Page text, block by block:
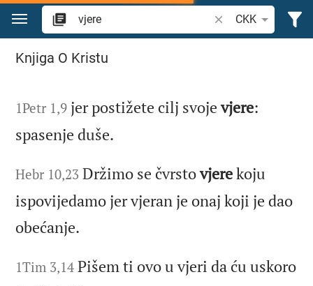
Zum Inhalt springen
Bibelstelle oder
CKK
Suche "vjere" in der Bibel
Knjiga O Kristu
1Petr 1,9 jer postižete cilj svojevjere:
spasenje duše.
Hebr 10,23 Držimo se čvrstovjerekoju
ispovijedamo jer vjeran je onaj koji je dao
obećanje.
1Tim 3,14 Pišem ti ovo u vjeri da ću uskoro